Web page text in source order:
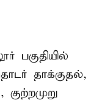
பகுதியில்
தாக்குதல்,